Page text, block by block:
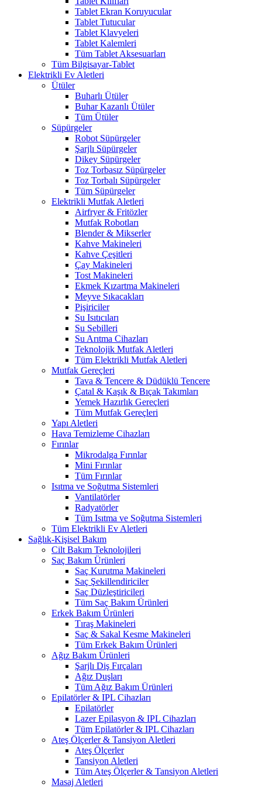
Tablet Ekran Koruyucular
Tablet Tutucular
Tablet Klavyeleri
Tablet Kalemleri
Tüm Tablet Aksesuarları
Tüm Bilgisayar-Tablet
Elektrikli Ev Aletleri
Ütüler
Buharlı Ütüler
Buhar Kazanlı Ütüler
Tüm Ütüler
Süpürgeler
Robot Süpürgeler
Şarjlı Süpürgeler
Dikey Süpürgeler
Toz Torbasız Süpürgeler
Toz Torbalı Süpürgeler
Tüm Süpürgeler
Elektrikli Mutfak Aletleri
Airfryer & Fritözler
Mutfak Robotları
Blender & Mikserler
Kahve Makineleri
Kahve Çeşitleri
Çay Makineleri
Tost Makineleri
Ekmek Kızartma Makineleri
Meyve Sıkacakları
Pişiriciler
Su Isıtıcıları
Su Sebilleri
Su Arıtma Cihazları
Teknolojik Mutfak Aletleri
Tüm Elektrikli Mutfak Aletleri
Mutfak Gereçleri
Tava & Tencere & Düdüklü Tencere
Çatal & Kaşık & Bıçak Takımları
Yemek Hazırlık Gereçleri
Tüm Mutfak Gereçleri
Yapı Aletleri
Hava Temizleme Cihazları
Fırınlar
Mikrodalga Fırınlar
Mini Fırınlar
Tüm Fırınlar
Isıtma ve Soğutma Sistemleri
Vantilatörler
Radyatörler
Tüm Isıtma ve Soğutma Sistemleri
Tüm Elektrikli Ev Aletleri
Sağlık-Kişisel Bakım
Cilt Bakım Teknolojileri
Saç Bakım Ürünleri
Saç Kurutma Makineleri
Saç Şekillendiriciler
Saç Düzleştiricileri
Tüm Saç Bakım Ürünleri
Erkek Bakım Ürünleri
Tıraş Makineleri
Saç & Sakal Kesme Makineleri
Tüm Erkek Bakım Ürünleri
Ağız Bakım Ürünleri
Şarjlı Diş Fırçaları
Ağız Duşları
Tüm Ağız Bakım Ürünleri
Epilatörler & IPL Cihazları
Epilatörler
Lazer Epilasyon & IPL Cihazları
Tüm Epilatörler & IPL Cihazları
Ateş Ölçerler & Tansiyon Aletleri
Ateş Ölçerler
Tansiyon Aletleri
Tüm Ateş Ölçerler & Tansiyon Aletleri
Masaj Aletleri